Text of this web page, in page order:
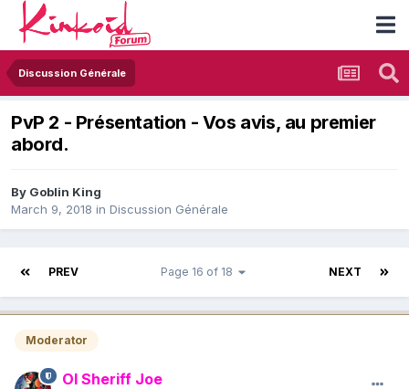
Discussion Générale
PvP 2 - Présentation - Vos avis, au premier
abord.
By Goblin King
March 9, 2018 in Discussion Générale
PREV NEXT
Page 16 of 18
Moderator
Ol Sheriff Joe